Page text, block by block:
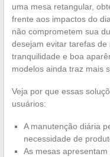
uma mesa retangular,
frente aos impactos do
não comprometem sua
desejam evitar tarefas
tranquilidade e boa
modelos ainda traz mais
Veja por que essas
usuários:
A manutenção diária
necessidade de
As mesas